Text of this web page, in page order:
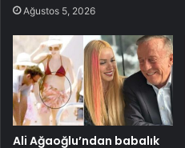
Ağustos 5, 2026
Ali Ağaoğlu’ndan babalık